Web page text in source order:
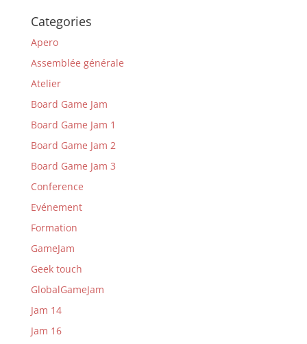
Categories
Apero
Assemblée générale
Atelier
Board Game Jam
Board Game Jam 1
Board Game Jam 2
Board Game Jam 3
Conference
Evénement
Formation
GameJam
Geek touch
GlobalGameJam
Jam 14
Jam 16